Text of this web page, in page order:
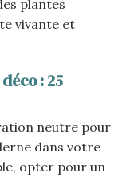
plantes
vivante et
: 25
neutre pour
dans votre
opter pour un